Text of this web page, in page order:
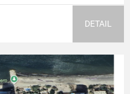
DETAIL